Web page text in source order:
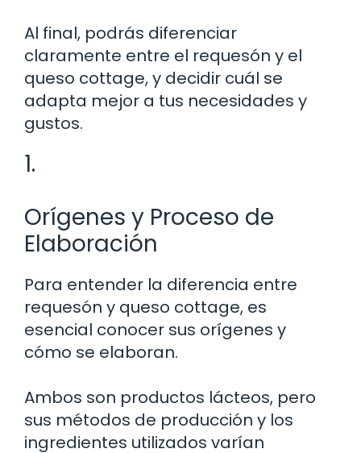
Al final, podrás diferenciar
claramente entre el requesón y el
queso cottage, y decidir cuál se
adapta mejor a tus necesidades y
gustos.
1.
Orígenes y Proceso de
Elaboración
Para entender la diferencia entre
requesón y queso cottage, es
esencial conocer sus orígenes y
cómo se elaboran.
Ambos son productos lácteos, pero
sus métodos de producción y los
ingredientes utilizados varían